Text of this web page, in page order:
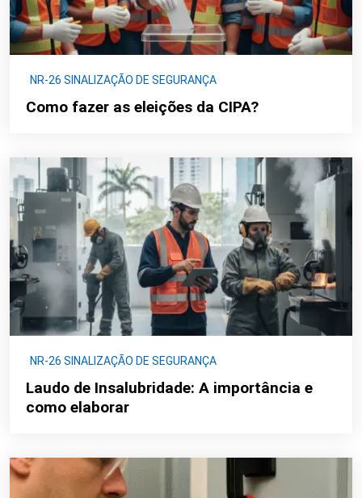
NR-26 SINALIZAÇÃO DE SEGURANÇA
Como fazer as eleições da CIPA?
NR-26 SINALIZAÇÃO DE SEGURANÇA
Laudo de Insalubridade: A importância e
como elaborar